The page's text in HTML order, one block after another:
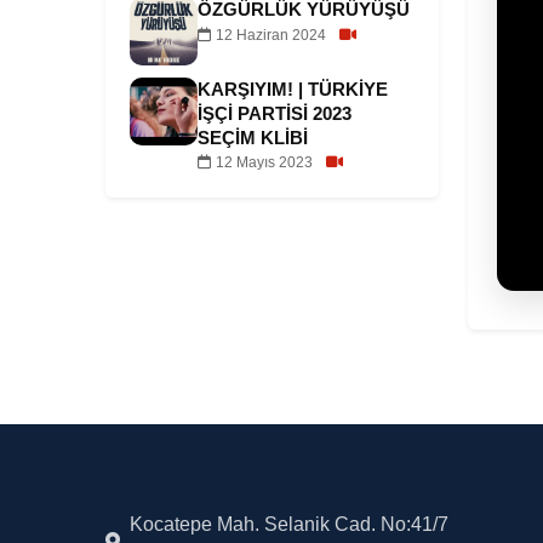
ÖZGÜRLÜK YÜRÜYÜŞÜ
12 Haziran 2024
KARŞIYIM! | TÜRKIYE
İŞÇI PARTISI 2023
SEÇIM KLIBI
12 Mayıs 2023
Kocatepe Mah. Selanik Cad. No:41/7